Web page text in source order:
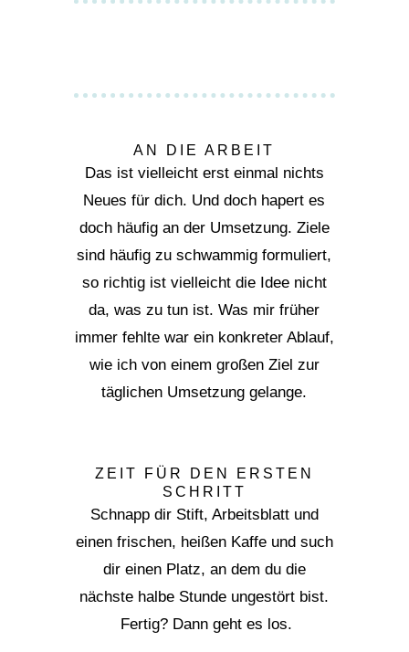
AN DIE ARBEIT
Das ist vielleicht erst einmal nichts
Neues für dich. Und doch hapert es
doch häufig an der Umsetzung. Ziele
sind häufig zu schwammig formuliert,
so richtig ist vielleicht die Idee nicht
da, was zu tun ist. Was mir früher
immer fehlte war ein konkreter Ablauf,
wie ich von einem großen Ziel zur
täglichen Umsetzung gelange.
ZEIT FÜR DEN ERSTEN
SCHRITT
Schnapp dir Stift, Arbeitsblatt und
einen frischen, heißen Kaffe und such
dir einen Platz, an dem du die
nächste halbe Stunde ungestört bist.
Fertig? Dann geht es los.